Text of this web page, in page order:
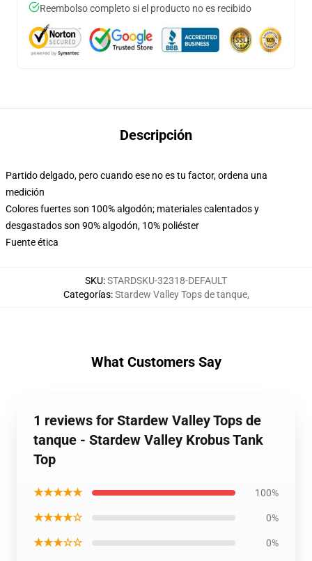
Reembolso completo si el producto no es recibido
Descripción
Partido delgado, pero cuando ese no es tu factor, ordena una
medición
Colores fuertes son 100% algodón; materiales calentados y
desgastados son 90% algodón, 10% poliéster
Fuente ética
SKU:STARDSKU-32318-DEFAULT
Categorías:Stardew Valley Tops de tanque,
What Customers Say
1 reviews for Stardew Valley Tops de
tanque - Stardew Valley Krobus Tank
Top
★★★★★ 100%
★★★★☆ 0%
★★★☆☆ 0%